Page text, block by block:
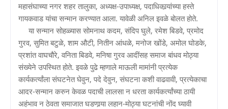
महासंघाच्या नगर शहर तालुका, अध्यक्ष-उपाध्यक्ष, पदाधिकार्‍यांच्या हस्ते
गायकवाड यांचा सन्मान करण्यात आला. यावेळी अनिल इवळे बोलत होते.
या सन्मान सोहळ्यास सोमनाथ कदम, संदिप घुले, रमेश बिडवे, प्रमोद
गुरव, सुमित बटुळे, शाम औटी, नितीन आंधळे, मनोज खोंडे, अमोल घोडके,
प्रशांत वाघचौरे, वनिता बिडवे, मनिषा गुरव आदींसह समाज बांधव मोठ्या
संख्येने उपस्थित होते. इवळे पुढे म्हणाले माऊली मामांनी प्रत्येक
कार्यकर्त्यांला संघटनेत घेवुन, पदे देवुन, संघटना कशी वाढवावी, प्रत्येकाचा
आदर-सन्मान करुन केवळ पदाची लालसा न धरता कार्यकर्त्यांच्या ठायी
अहंभाव न ठेवता समाजात घडणार्‍या लहान-मोठ्या घटनांची नोंद घ्यावी